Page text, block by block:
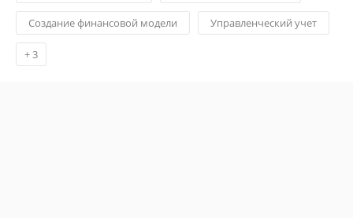
Создание финансовой модели Управленческий учет
+3